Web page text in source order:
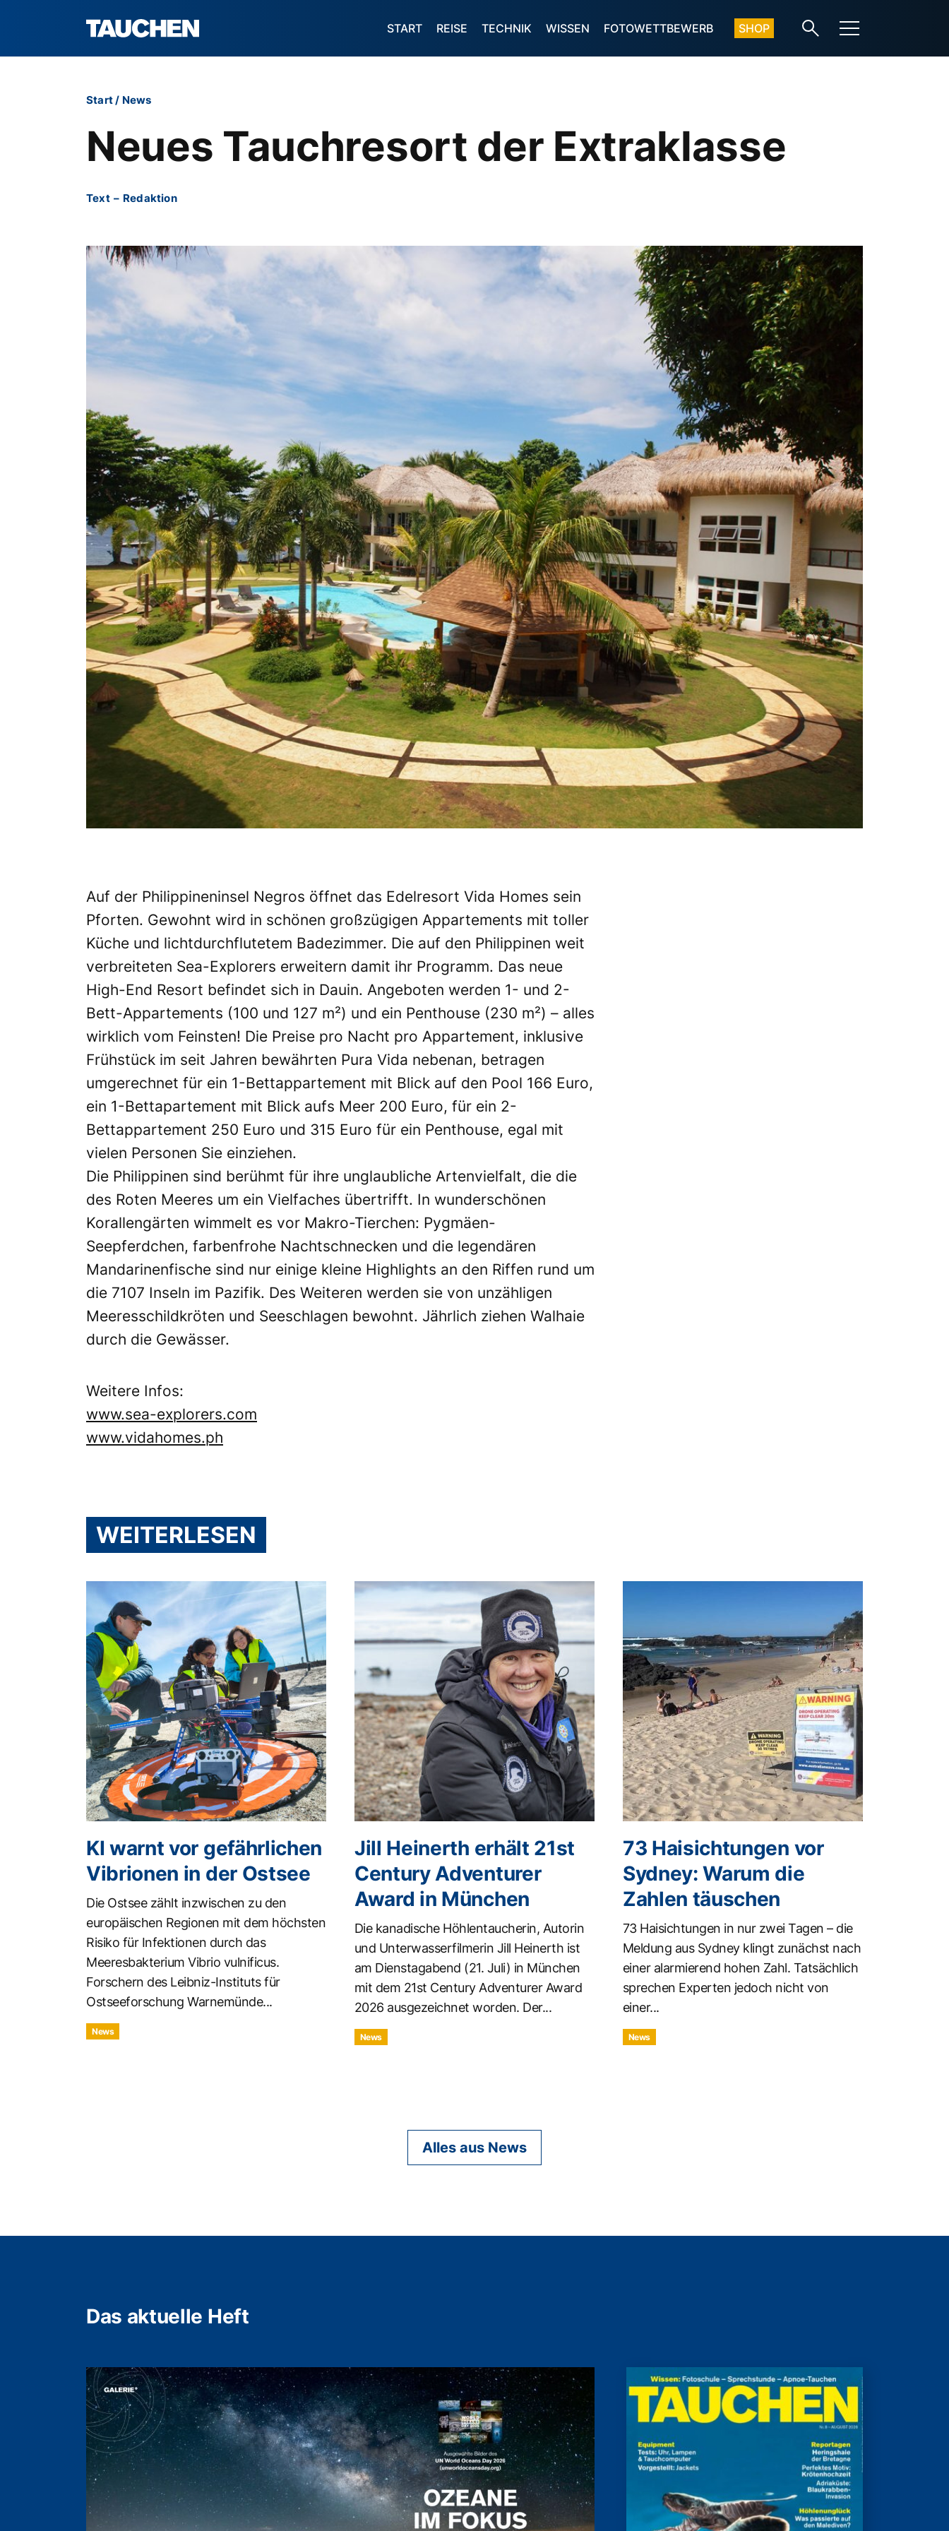
START REISE TECHNIK WISSEN FOTOWETTBEWERB SHOP
Start/ News
Neues Tauchresort der Extraklasse
Text – Redaktion
Auf der Philippineninsel Negros öffnet das Edelresort Vida Homes sein
Pforten. Gewohnt wird in schönen großzügigen Appartements mit toller
Küche und lichtdurchflutetem Badezimmer. Die auf den Philippinen weit
verbreiteten Sea-Explorers erweitern damit ihr Programm. Das neue
High-End Resort befindet sich in Dauin. Angeboten werden 1- und 2-
Bett-Appartements (100 und 127 m²) und ein Penthouse (230 m²) – alles
wirklich vom Feinsten! Die Preise pro Nacht pro Appartement, inklusive
Frühstück im seit Jahren bewährten Pura Vida nebenan, betragen
umgerechnet für ein 1-Bettappartement mit Blick auf den Pool 166 Euro,
ein 1-Bettapartement mit Blick aufs Meer 200 Euro, für ein 2-
Bettappartement 250 Euro und 315 Euro für ein Penthouse, egal mit
vielen Personen Sie einziehen.
Die Philippinen sind berühmt für ihre unglaubliche Artenvielfalt, die die
des Roten Meeres um ein Vielfaches übertrifft. In wunderschönen
Korallengärten wimmelt es vor Makro-Tierchen: Pygmäen-
Seepferdchen, farbenfrohe Nachtschnecken und die legendären
Mandarinenfische sind nur einige kleine Highlights an den Riffen rund um
die 7107 Inseln im Pazifik. Des Weiteren werden sie von unzähligen
Meeresschildkröten und Seeschlagen bewohnt. Jährlich ziehen Walhaie
durch die Gewässer.
Weitere Infos:
www.sea-explorers.com
www.vidahomes.ph
WEITERLESEN
KI warnt vor gefährlichen
Vibrionen in der Ostsee
Die Ostsee zählt inzwischen zu den
europäischen Regionen mit dem höchsten
Risiko für Infektionen durch das
Meeresbakterium Vibrio vulnificus.
Forschern des Leibniz-Instituts für
Ostseeforschung Warnemünde...
News
Jill Heinerth erhält 21st
Century Adventurer
Award in München
Die kanadische Höhlentaucherin, Autorin
und Unterwasserfilmerin Jill Heinerth ist
am Dienstagabend (21. Juli) in München
mit dem 21st Century Adventurer Award
2026 ausgezeichnet worden. Der...
News
73 Haisichtungen vor
Sydney: Warum die
Zahlen täuschen
73 Haisichtungen in nur zwei Tagen – die
Meldung aus Sydney klingt zunächst nach
einer alarmierend hohen Zahl. Tatsächlich
sprechen Experten jedoch nicht von
einer...
News
Alles aus News
Das aktuelle Heft